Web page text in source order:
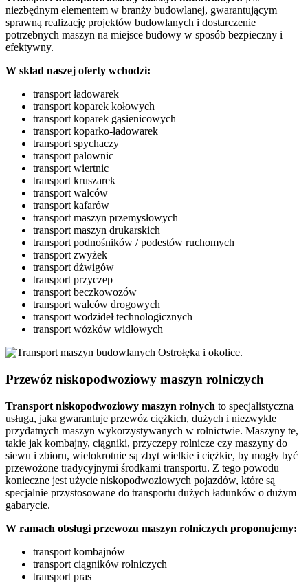
niezbędnym elementem w branży budowlanej, gwarantującym
sprawną realizację projektów budowlanych i dostarczenie
potrzebnych maszyn na miejsce budowy w sposób bezpieczny i
efektywny.
W skład naszej oferty wchodzi:
transport ładowarek
transport koparek kołowych
transport koparek gąsienicowych
transport koparko-ładowarek
transport spychaczy
transport palownic
transport wiertnic
transport kruszarek
transport walców
transport kafarów
transport maszyn przemysłowych
transport maszyn drukarskich
transport podnośników / podestów ruchomych
transport zwyżek
transport dźwigów
transport przyczep
transport beczkowozów
transport walców drogowych
transport wodzideł technologicznych
transport wózków widłowych
Przewóz niskopodwoziowy maszyn rolniczych
Transport niskopodwoziowy maszyn rolnych to specjalistyczna
usługa, jaka gwarantuje przewóz ciężkich, dużych i niezwykle
przydatnych maszyn wykorzystywanych w rolnictwie. Maszyny te,
takie jak kombajny, ciągniki, przyczepy rolnicze czy maszyny do
siewu i zbioru, wielokrotnie są zbyt wielkie i ciężkie, by mogły być
przewożone tradycyjnymi środkami transportu. Z tego powodu
konieczne jest użycie niskopodwoziowych pojazdów, które są
specjalnie przystosowane do transportu dużych ładunków o dużym
gabarycie.
W ramach obsługi przewozu maszyn rolniczych proponujemy:
transport kombajnów
transport ciągników rolniczych
transport pras